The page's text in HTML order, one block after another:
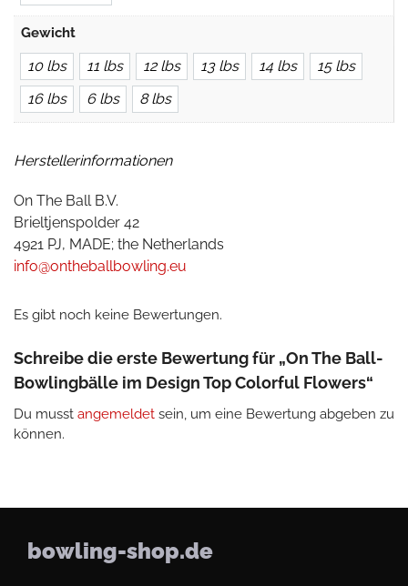
Gewicht
10 lbs 11 lbs 12 lbs 13 lbs 14 lbs
15 lbs
16 lbs
6 lbs 8 lbs
Herstellerinformationen
On The Ball B.V.
Brieltjenspolder 42
4921 PJ, MADE; the Netherlands
info@ontheballbowling.eu
Es gibt noch keine Bewertungen.
Schreibe die erste Bewertung für „On The Ball-
Bowlingbälle im Design Top Colorful Flowers“
Du musst angemeldet sein, um eine Bewertung abgeben zu
können.
bowling-shop.de